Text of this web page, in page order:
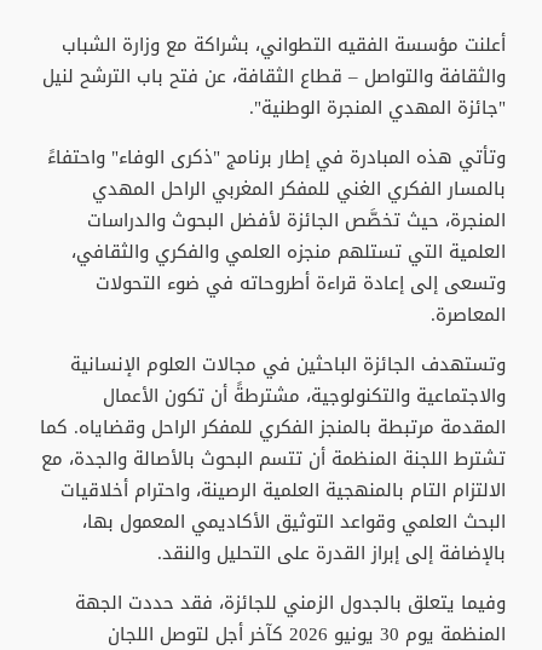
أعلنت مؤسسة الفقيه التطواني، بشراكة مع وزارة الشباب
والثقافة والتواصل – قطاع الثقافة، عن فتح باب الترشح لنيل
"جائزة المهدي المنجرة الوطنية".
وتأتي هذه المبادرة في إطار برنامج "ذكرى الوفاء" واحتفاءً
بالمسار الفكري الغني للمفكر المغربي الراحل المهدي
المنجرة، حيث تخصَّص الجائزة لأفضل البحوث والدراسات
العلمية التي تستلهم منجزه العلمي والفكري والثقافي،
وتسعى إلى إعادة قراءة أطروحاته في ضوء التحولات
المعاصرة.
وتستهدف الجائزة الباحثين في مجالات العلوم الإنسانية
والاجتماعية والتكنولوجية، مشترطةً أن تكون الأعمال
المقدمة مرتبطة بالمنجز الفكري للمفكر الراحل وقضاياه. كما
تشترط اللجنة المنظمة أن تتسم البحوث بالأصالة والجدة، مع
الالتزام التام بالمنهجية العلمية الرصينة، واحترام أخلاقيات
البحث العلمي وقواعد التوثيق الأكاديمي المعمول بها،
بالإضافة إلى إبراز القدرة على التحليل والنقد.
وفيما يتعلق بالجدول الزمني للجائزة، فقد حددت الجهة
المنظمة يوم 30 يونيو 2026 كآخر أجل لتوصل اللجان